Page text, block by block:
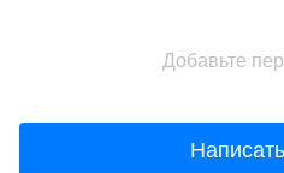
Добавьте